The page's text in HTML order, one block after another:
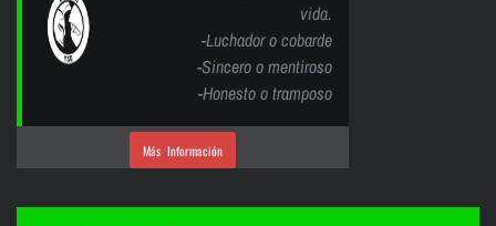
vida.
-Luchador o cobarde
-Sincero o mentiroso
-Honesto o tramposo
Más Información